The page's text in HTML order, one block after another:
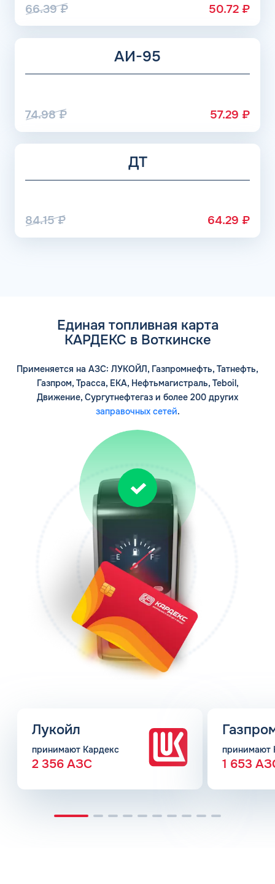
66.39₽ 50.72 ₽
АИ-95
74.98₽ 57.29 ₽
ДТ
84.15₽ 64.29 ₽
Единая топливная карта
КАРДЕКС в Воткинске
Применяется на АЗС: ЛУКОЙЛ, Газпромнефть, Татнефть,
Газпром, Трасса, ЕКА, Нефтьмагистраль, Teboil,
Движение, Сургутнефтегаз и более 200 других
заправочных сетей.
Лукойл
принимают Кардекс
2 356 АЗС
принимают
1 653